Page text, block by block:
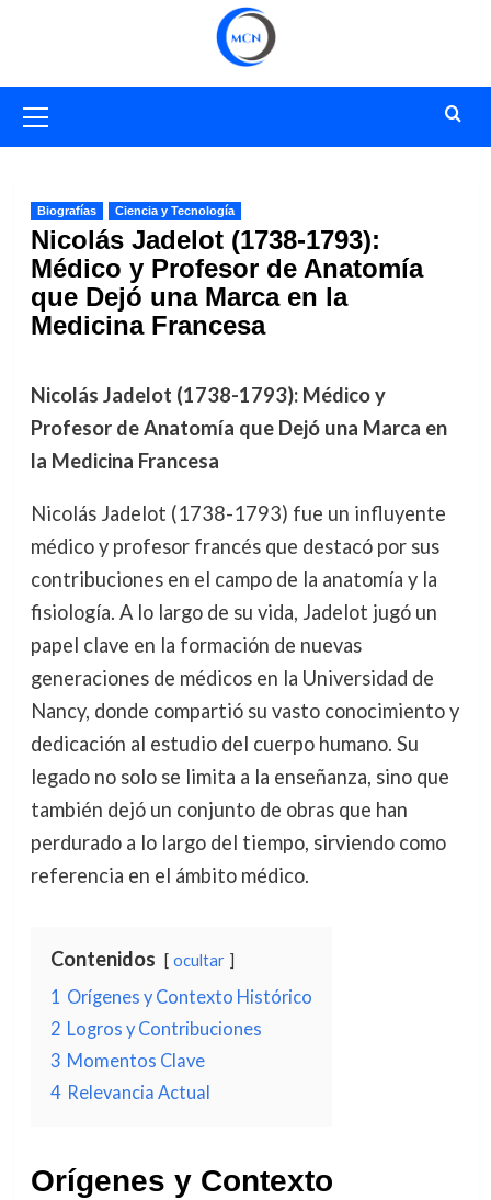
primario
Biografías Ciencia y Tecnología
Nicolás Jadelot (1738-1793):
Médico y Profesor de Anatomía
que Dejó una Marca en la
Medicina Francesa
Nicolás Jadelot (1738-1793): Médico y
Profesor de Anatomía que Dejó una Marca en
la Medicina Francesa
Nicolás Jadelot (1738-1793) fue un influyente
médico y profesor francés que destacó por sus
contribuciones en el campo de la anatomía y la
fisiología. A lo largo de su vida, Jadelot jugó un
papel clave en la formación de nuevas
generaciones de médicos en la Universidad de
Nancy, donde compartió su vasto conocimiento y
dedicación al estudio del cuerpo humano. Su
legado no solo se limita a la enseñanza, sino que
también dejó un conjunto de obras que han
perdurado a lo largo del tiempo, sirviendo como
referencia en el ámbito médico.
Contenidos ocultar
1 Orígenes y Contexto Histórico
2 Logros y Contribuciones
3 Momentos Clave
4 Relevancia Actual
Orígenes y Contexto